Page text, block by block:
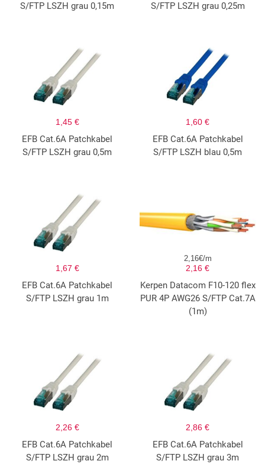
S/FTP LSZH grau 0,15m
S/FTP LSZH grau 0,25m
1,45 €
EFB Cat.6A Patchkabel
S/FTP LSZH grau 0,5m
1,60 €
EFB Cat.6A Patchkabel
S/FTP LSZH blau 0,5m
1,67 €
EFB Cat.6A Patchkabel
S/FTP LSZH grau 1m
2,16€/m
2,16 €
Kerpen Datacom F10-120 flex
PUR 4P AWG26 S/FTP Cat.7A
(1m)
2,26 €
EFB Cat.6A Patchkabel
S/FTP LSZH grau 2m
2,86 €
EFB Cat.6A Patchkabel
S/FTP LSZH grau 3m